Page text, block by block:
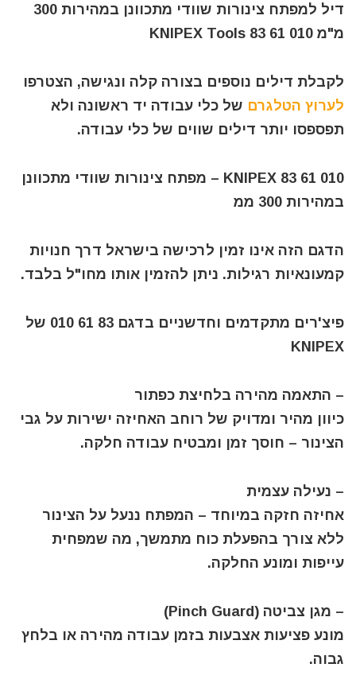
דיל למפתח צינורות שוודי מתכוונן במהירות 300
מ"מ KNIPEX Tools 83 61 010
לקבלת דילים נוספים בצורה קלה ונגישה, הצטרפו
לערוץ הטלגרם של כלי עבודה יד ראשונה ולא
תפספסו יותר דילים שווים של כלי עבודה.
KNIPEX 83 61 010 – מפתח צינורות שוודי מתכוונן
במהירות 300 ממ
הדגם הזה אינו זמין לרכישה בישראל דרך חנויות
קמעונאיות רגילות. ניתן להזמין אותו מחו"ל בלבד.
פיצ'רים מתקדמים וחדשניים בדגם 83 61 010 של
KNIPEX
– התאמה מהירה בלחיצת כפתור
כיוון מהיר ומדויק של רוחב האחיזה ישירות על גבי
הצינור – חוסך זמן ומבטיח עבודה חלקה.
– נעילה עצמית
אחיזה חזקה במיוחד – המפתח ננעל על הצינור
ללא צורך בהפעלת כוח מתמשך, מה שמפחית
עייפות ומונע החלקה.
– מגן צביטה (Pinch Guard)
מונע פציעות אצבעות בזמן עבודה מהירה או בלחץ
גבוה.